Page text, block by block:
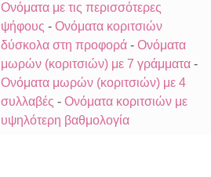
Ονόματα με τις περισσότερες
ψήφους - Ονόματα κοριτσιών
δύσκολα στη προφορά - Ονόματα
μωρών (κοριτσιών) με 7 γράμματα -
Ονόματα μωρών (κοριτσιών) με 4
συλλαβές - Ονόματα κοριτσιών με
υψηλότερη βαθμολογία